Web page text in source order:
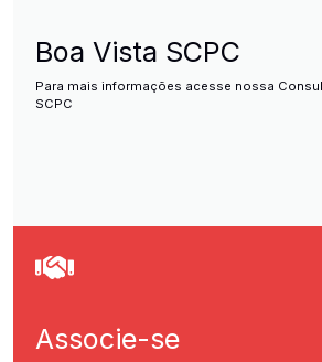
Boa Vista SCPC
Para mais informações acesse nossa
SCPC
Associe-se